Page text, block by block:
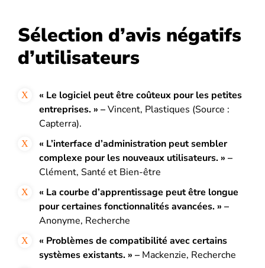
Sélection d’avis négatifs
d’utilisateurs
« Le logiciel peut être coûteux pour les petites
entreprises. » –Vincent, Plastiques (Source :
Capterra).
« L’interface d’administration peut sembler
complexe pour les nouveaux utilisateurs. » –
Clément, Santé et Bien-être
« La courbe d’apprentissage peut être longue
pour certaines fonctionnalités avancées. » –
Anonyme, Recherche
« Problèmes de compatibilité avec certains
systèmes existants. » – Mackenzie, Recherche